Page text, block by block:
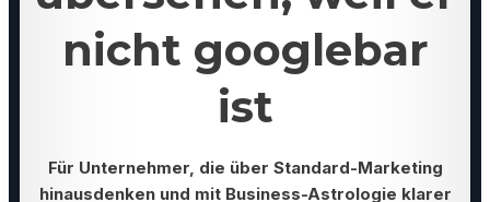
nicht googlebar
ist
Für Unternehmer, die über Standard-Marketing
hinausdenken und mit Business-Astrologie klarer